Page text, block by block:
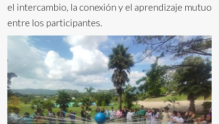
el intercambio, la conexión y el aprendizaje mutuo
entre los participantes.